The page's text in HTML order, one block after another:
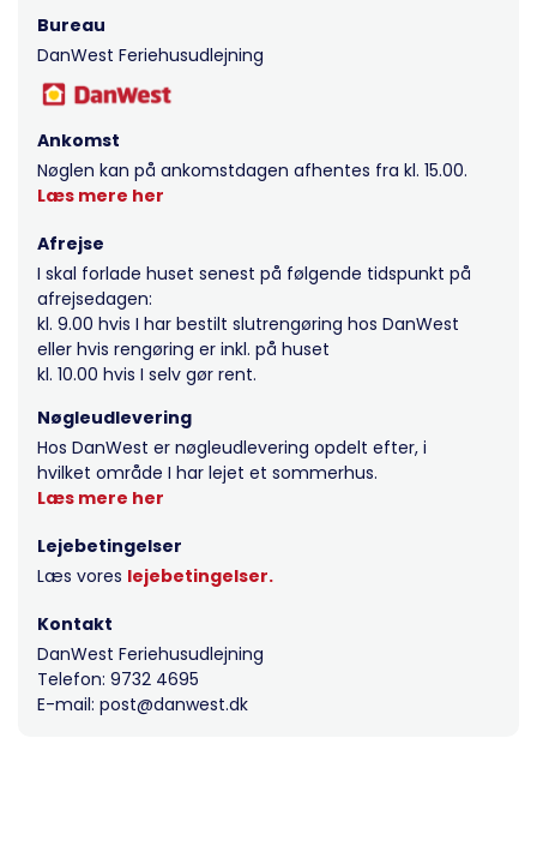
Bureau
DanWest Feriehusudlejning
Ankomst
Nøglen kan på ankomstdagen afhentes fra kl. 15.00.
Læs mere her
Afrejse
I skal forlade huset senest på følgende tidspunkt på
afrejsedagen:
kl. 9.00 hvis I har bestilt slutrengøring hos DanWest
eller hvis rengøring er inkl. på huset
kl. 10.00 hvis I selv gør rent.
Nøgleudlevering
Hos DanWest er nøgleudlevering opdelt efter, i
hvilket område I har lejet et sommerhus.
Læs mere her
Lejebetingelser
Læs vores lejebetingelser.
Kontakt
DanWest Feriehusudlejning
Telefon: 9732 4695
E-mail: post@danwest.dk